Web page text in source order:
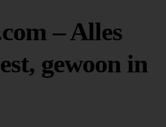
– Alles
gewoon in